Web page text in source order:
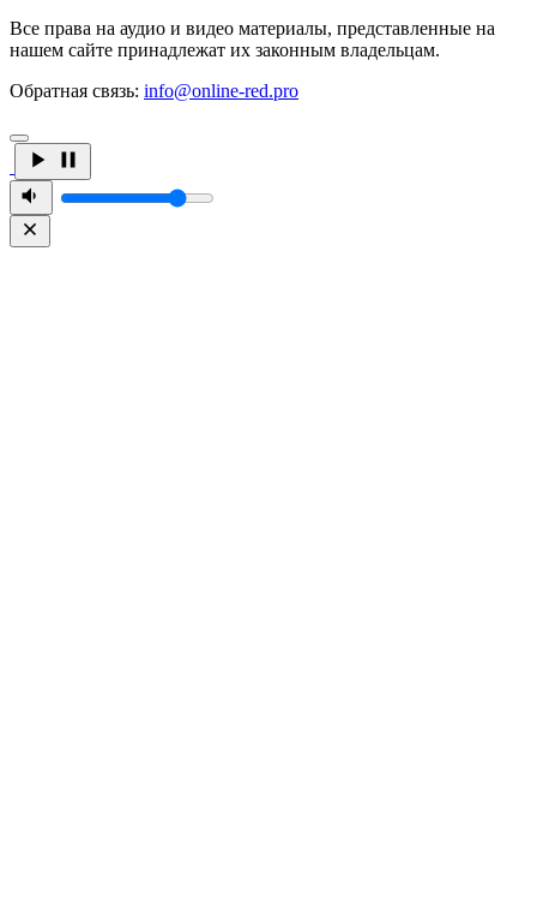
Все права на аудио и видео материалы, представленные на
нашем сайте принадлежат их законным владельцам.
Обратная связь: info@online-red.pro